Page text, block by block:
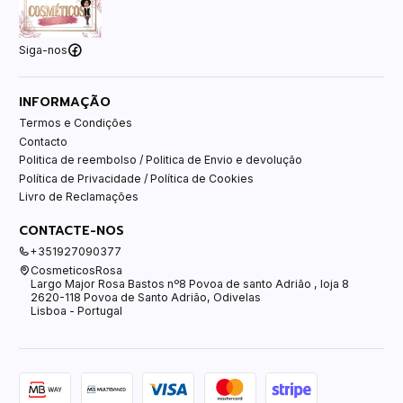
Siga-nos
INFORMAÇÃO
Termos e Condições
Contacto
Politica de reembolso / Politica de Envio e devolução
Política de Privacidade / Política de Cookies
Livro de Reclamações
CONTACTE-NOS
+351927090377
CosmeticosRosa
Largo Major Rosa Bastos nº8 Povoa de santo Adrião , loja 8
2620-118 Povoa de Santo Adrião, Odivelas
Lisboa - Portugal